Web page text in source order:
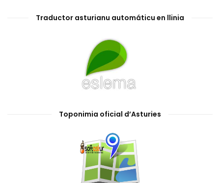
Traductor asturianu automáticu en llinia
Toponimia oficial d’Asturies